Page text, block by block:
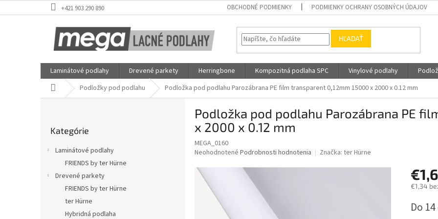
na
+421 903 290 890 OBCHODNÉ PODMIENKY PODMIENKY OCHRANY OSOBNÝCH ÚDAJOV
HĽADAŤ
Laminátové podlahy Drevené parkety Herringbone Kompozitná podlaha SPC Vinylové podlahy
DomovPodložky pod podlahu Podložka pod podlahu Parozábrana PE film transparent 0,12mm 15000 x 2000 x 0.12 mm
kategórie
Kategórie
Laminátové podlahy
FRIENDS by ter Hürne
Drevené parkety
FRIENDS by ter Hürne
ter Hürne
Hybridná podlaha
Podložka pod podlahu Parozábrana PE
x 2000 x 0.12 mm
MEGA_0160
Priemerné
produktu
Neohodnotené Podrobnosti hodnotenia Značka: ter Hürne
€1,34
cena:
Do